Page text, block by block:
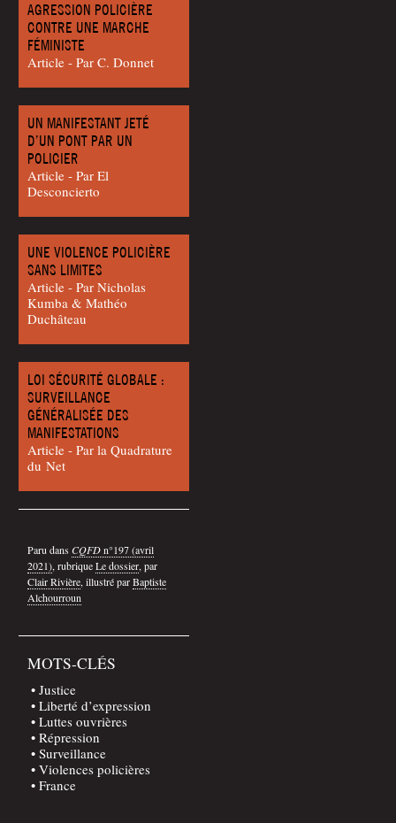
AGRESSION POLICIÈRE
CONTRE UNE MARCHE
FÉMINISTE
Article - Par C. Donnet
UN MANIFESTANT JETÉ
D’UN PONT PAR UN
POLICIER
Article - Par El
Desconcierto
UNE VIOLENCE POLICIÈRE
SANS LIMITES
Article - Par Nicho­las
Kum­ba & Mathéo
Duchâteau
LOI SÉCURITÉ GLOBALE :
SURVEILLANCE
GÉNÉRALISÉE DES
MANIFESTATIONS
Article - Par la Qua­dra­ture
du Net
Paru dansCQFDn°197 (avril
2021), rubriqueLe dos­sier, par
Clair Rivière, illus­tré parBap­tiste
Alchourroun
MOTS-CLÉS
Justice
Liberté d’expression
Luttes ouvrières
Répression
Surveillance
Violences policières
France